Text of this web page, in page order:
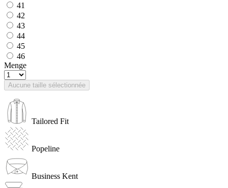
41
42
43
44
45
46
Menge
Aucune taille sélectionnée
Tailored Fit
Popeline
Business Kent